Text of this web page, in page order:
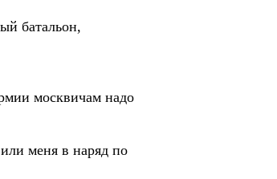
батальон,
москвичам надо
меня в наряд по